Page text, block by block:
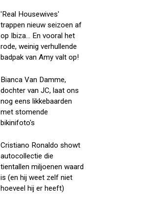
'Real Housewives'
trappen nieuw seizoen af
op Ibiza... En vooral het
rode, weinig verhullende
badpak van Amy valt op!
Bianca Van Damme,
dochter van JC, laat ons
nog eens likkebaarden
met stomende
bikinifoto's
Cristiano Ronaldo showt
autocollectie die
tientallen miljoenen waard
is (en hij weet zelf niet
hoeveel hij er heeft)